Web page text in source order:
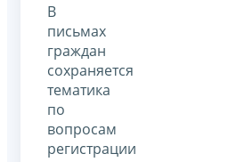
В
письмах
граждан
сохраняется
тематика
по
вопросам
регистрации